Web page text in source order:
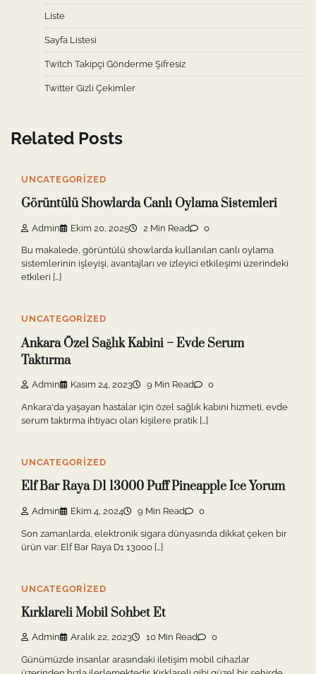
Liste
Sayfa Listesi
Twitch Takipçi Gönderme Şifresiz
Twitter Gizli Çekimler
Related Posts
UNCATEGORIZED
Görüntülü Showlarda Canlı Oylama Sistemleri
Admin Ekim 20, 2025 2 Min Read 0
Bu makalede, görüntülü showlarda kullanılan canlı oylama
sistemlerinin işleyişi, avantajları ve izleyici etkileşimi üzerindeki
etkileri […]
UNCATEGORIZED
Ankara Özel Sağlık Kabini – Evde Serum
Taktırma
Admin Kasım 24, 2023 9 Min Read 0
Ankara'da yaşayan hastalar için özel sağlık kabini hizmeti, evde
serum taktırma ihtiyacı olan kişilere pratik […]
UNCATEGORIZED
Elf Bar Raya D1 13000 Puff Pineapple Ice Yorum
Admin Ekim 4, 2024 9 Min Read 0
Son zamanlarda, elektronik sigara dünyasında dikkat çeken bir
ürün var: Elf Bar Raya D1 13000 […]
UNCATEGORIZED
Kırklareli Mobil Sohbet Et
Admin Aralık 22, 2023 10 Min Read 0
Günümüzde insanlar arasındaki iletişim mobil cihazlar